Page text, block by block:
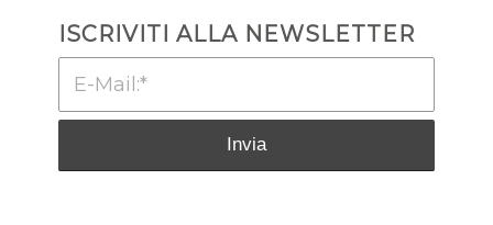
ISCRIVITI ALLA NEWSLETTER